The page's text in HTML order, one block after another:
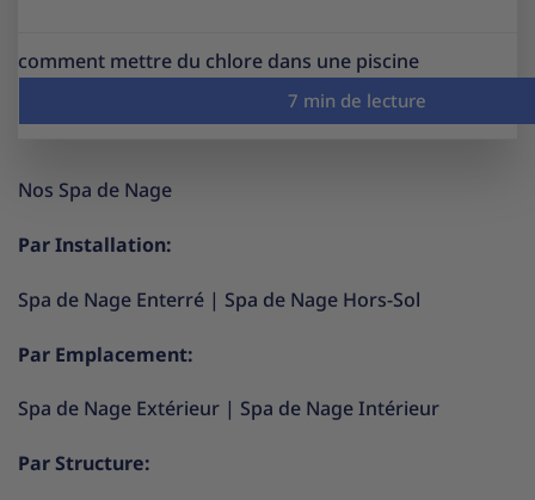
comment mettre du chlore dans une piscine
Nos Spa de Nage
Par Installation:
Spa de Nage Enterré | Spa de Nage Hors-Sol
Par Emplacement:
Spa de Nage Extérieur | Spa de Nage Intérieur
Par Structure: